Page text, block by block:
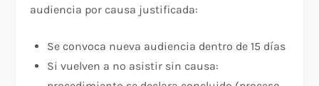
audiencia por causa justificada:
Se convoca nueva audiencia dentro de 15 días​
Si vuelven a no asistir sin causa: